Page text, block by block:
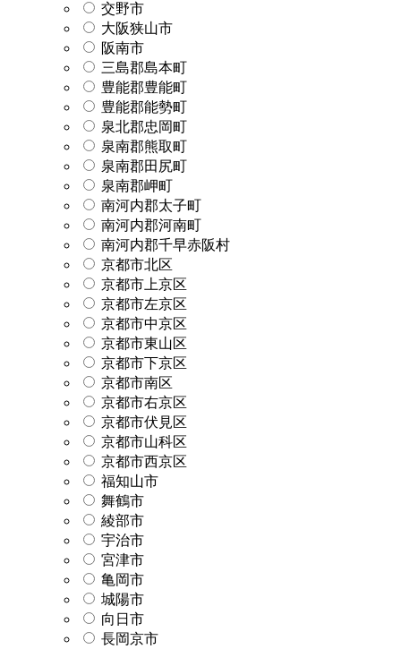
交野市
大阪狭山市
阪南市
三島郡島本町
豊能郡豊能町
豊能郡能勢町
泉北郡忠岡町
泉南郡熊取町
泉南郡田尻町
泉南郡岬町
南河内郡太子町
南河内郡河南町
南河内郡千早赤阪村
京都市北区
京都市上京区
京都市左京区
京都市中京区
京都市東山区
京都市下京区
京都市南区
京都市右京区
京都市伏見区
京都市山科区
京都市西京区
福知山市
舞鶴市
綾部市
宇治市
宮津市
亀岡市
城陽市
向日市
長岡京市